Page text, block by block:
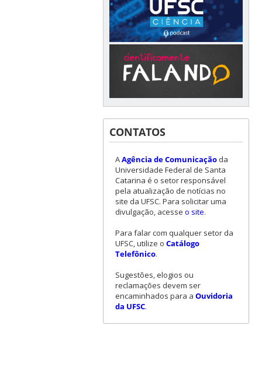
CONTATOS
AAgência de Comunicaçãoda
Universidade Federal de Santa
Catarina é o setor responsável
pela atualização de notícias no
site da UFSC. Para solicitar uma
divulgação, acesse o site.
Para falar com qualquer setor da
UFSC, utilize o Catálogo
Telefônico.
Sugestões, elogios ou
reclamações devem ser
encaminhados para a Ouvidoria
da UFSC.